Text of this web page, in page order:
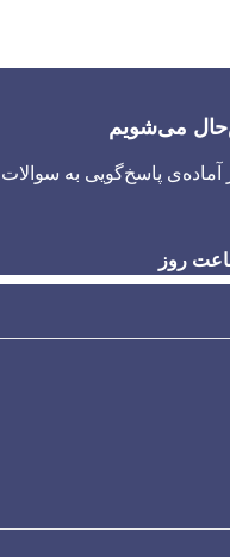
می‌شویم
پاسخ‌گویی به سوالات